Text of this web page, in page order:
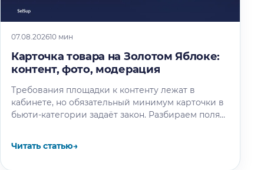
07.08.202610 мин
Карточка товара на Золотом Яблоке:
контент, фото, модерация
Требования площадки к контенту лежат в
кабинете, но обязательный минимум карточки в
бьюти-категории задаёт закон. Разбираем поля
Читать статью→